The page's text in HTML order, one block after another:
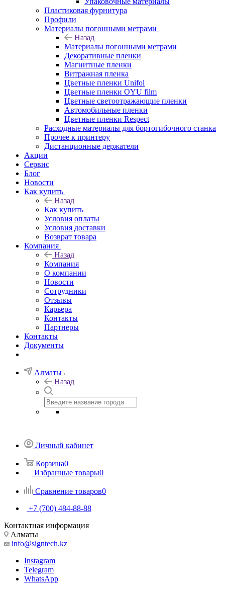
Пластиковая фурнитура
Профили
Материалы погонными метрами
Назад
Материалы погонными метрами
Декоративные пленки
Магнитные пленки
Витражная пленка
Цветные пленки Unifol
Цветные пленки OYU film
Цветные светоотражающие пленки
Автомобильные пленки
Цветные пленки Respect
Расходные материалы для бортогибочного станка
Прочее к принтеру
Дистанционные держатели
Акции
Сервис
Блог
Новости
Как купить
Назад
Как купить
Условия оплаты
Условия доставки
Возврат товара
Компания
Назад
Компания
О компании
Новости
Сотрудники
Отзывы
Карьера
Контакты
Партнеры
Контакты
Документы
Алматы
Назад
Личный кабинет
Корзина0
Избранные товары0
Сравнение товаров0
+7 (700) 484-88-88
Контактная информация
Алматы
info@signtech.kz
Instagram
Telegram
WhatsApp